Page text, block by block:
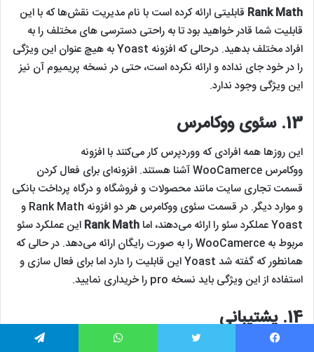
Rank Math قابلیتی ارائه کرده است با نام مدیریت نقش‌ها که با این
قابلیت شما قادر خواهید بود تا به راحتی دسترسی های مختلف را به
افراد مختلف بدهید. درحالی که افزونه Yoast به هیچ عنوان این ویژگی
را در خود جای نداده و ارائه نکرده است، حتی در نسخه پریمیوم آن نیز
این ویژگی وجود ندارد.
13. سئوی ووکامرس
این روزها همه افرادی که ووردپرس کار می‌کنند با افزونه
ووکامرس WooCamerce آشنا هستند. افزونه‌ای برای فعال کردن
قسمت تجاری سایت مانند محصولات و فروشگاه و درگاه پرداخت بانکی
و موارد دیگر. در قسمت سئوی ووکامرس هر دو افزونه Rank Math و
Yoast عملکرد سئو را ارائه می‌دهند، اما
Rank Math این عملکرد سئو
مربوط به WooCamerce را به صورت رایگان ارائه می‌دهد. در حالی که
همانطور که گفته شد Yoast این قابلیت را دارد اما برای فعال سازی و
استفاده از این ویژگی باید نسخه pro را خریداری نمایید.
14. پشتیبانی
Rank Math به این علت که هنوز یک افزونه تازه کار محسوب می‌شود،